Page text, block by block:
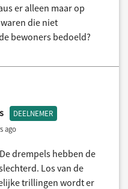
er alleen maar op
die niet
bewoners bedoeld?
DEELNEMER
ago
drempels hebben de
Los van de
trillingen wordt er